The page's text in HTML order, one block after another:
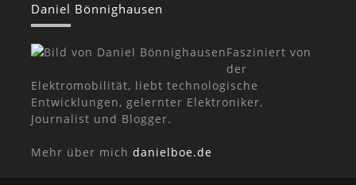
Daniel Bönnighausen
Fasziniert von
der
Elektromobilität, liebt technologische
Entwicklungen, gelernter Elektroniker,
Journalist und Blogger.
Mehr über mich danielboe.de